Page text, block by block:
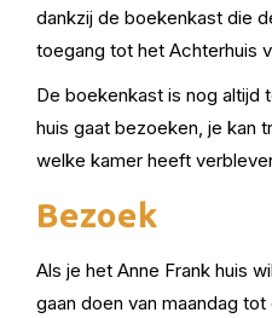
dankzij de boekenkast die
toegang tot het Achterhuis
De boekenkast is nog altijd
huis gaat bezoeken, je kan
welke kamer heeft
Bezoek
Als je het Anne Frank huis
gaan doen van maandag